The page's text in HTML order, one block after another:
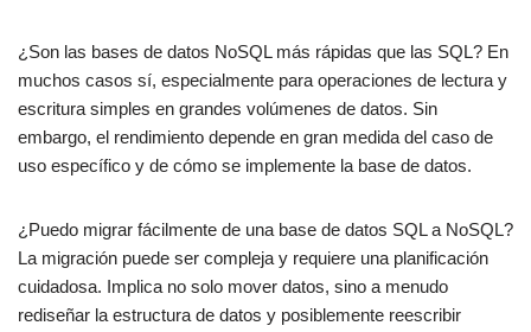
¿Son las bases de datos NoSQL más rápidas que las SQL? En
muchos casos sí, especialmente para operaciones de lectura y
escritura simples en grandes volúmenes de datos. Sin
embargo, el rendimiento depende en gran medida del caso de
uso específico y de cómo se implemente la base de datos.
¿Puedo migrar fácilmente de una base de datos SQL a NoSQL?
La migración puede ser compleja y requiere una planificación
cuidadosa. Implica no solo mover datos, sino a menudo
rediseñar la estructura de datos y posiblemente reescribir